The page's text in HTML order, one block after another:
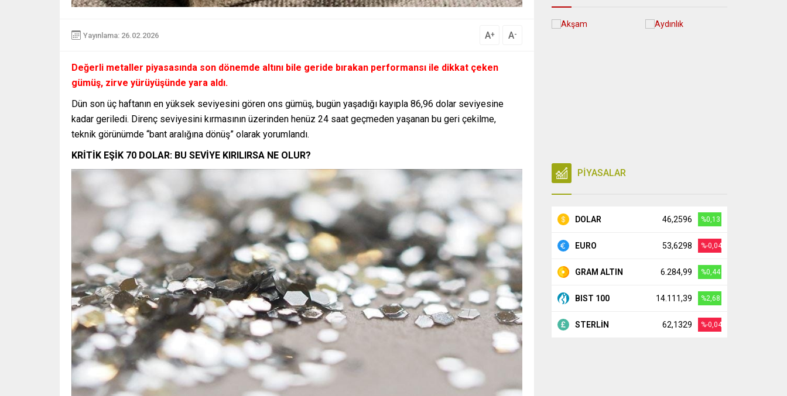
Yayınlama: 26.02.2026 A+ A-
Değerli metaller piyasasında son dönemde altını bile geride bırakan performansı ile dikkat çeken
gümüş, zirve yürüyüşünde yara aldı.
Dün son üç haftanın en yüksek seviyesini gören ons gümüş, bugün yaşadığı kayıpla 86,96 dolar seviyesine
kadar geriledi. Direnç seviyesini kırmasının üzerinden henüz 24 saat geçmeden yaşanan bu geri çekilme,
teknik görünümde “bant aralığına dönüş” olarak yorumlandı.
KRİTİK EŞİK 70 DOLAR: BU SEVİYE KIRILIRSA NE OLUR?
PİYASALAR
DOLAR 46,2596 %0,13
EURO 53,6298 %-0,04
GRAM ALTIN 6.284,99 %0,44
BIST 100 14.111,39 %2,68
STERLİN 62,1329 %-0,04